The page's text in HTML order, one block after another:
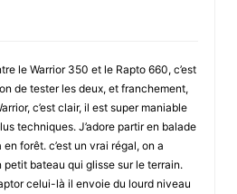
le Warrior 350 et le Rapto 660, c’est
de tester les deux, et franchement,
c’est clair, il est super maniable
techniques. J’adore partir en balade
forêt. c’est un vrai régal, on a
petit bateau qui glisse sur le terrain.
celui-là il envoie du lourd niveau